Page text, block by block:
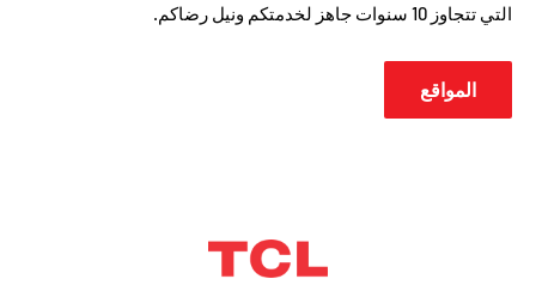
التي تتجاوز 10 سنوات جاهز لخدمتكم ونيل رضاكم.
المواقع